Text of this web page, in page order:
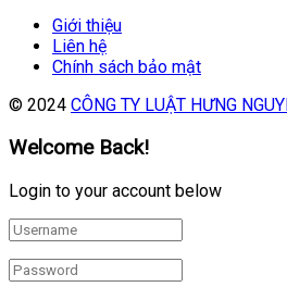
Giới thiệu
Liên hệ
Chính sách bảo mật
© 2024 CÔNG TY LUẬT HƯNG
Welcome Back!
Login to your account below